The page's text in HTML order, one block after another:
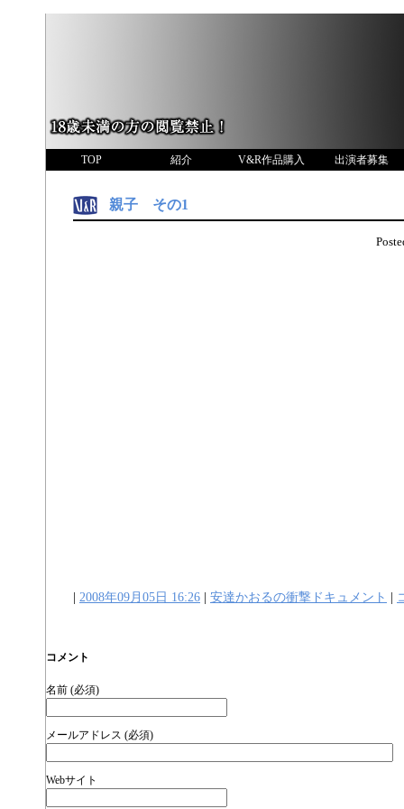
TOP 紹介 V&R作品購入 出演者募集
親子 その1
| 2008年09月05日 16:26 | 安達かおるの衝撃ドキュメント |
コメント
名前 (必須)
メールアドレス (必須)
Webサイト